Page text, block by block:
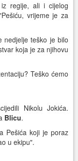
regije, ali i cijelog
vrijeme je za
nedjelje teško je bilo
koja je za njihovu
Teško ćemo
Nikolu Jokića.
Blicu.
Pešića koji je poraz
u ekipu".